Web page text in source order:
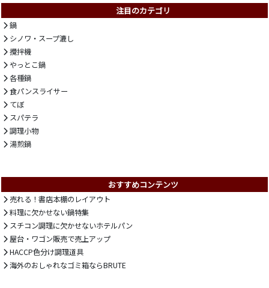
注目のカテゴリ
鍋
シノワ・スープ漉し
攪拌機
やっとこ鍋
各種鍋
食パンスライサー
てぼ
スパテラ
調理小物
湯煎鍋
おすすめコンテンツ
売れる！書店本棚のレイアウト
料理に欠かせない鍋特集
スチコン調理に欠かせないホテルパン
屋台・ワゴン販売で売上アップ
HACCP色分け調理道具
海外のおしゃれなゴミ箱ならBRUTE